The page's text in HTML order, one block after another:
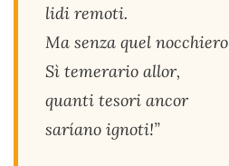
lidi remoti.
Ma senza quel nocchiero
Sì temerario allor,
quanti tesori ancor
saríano ignoti!”